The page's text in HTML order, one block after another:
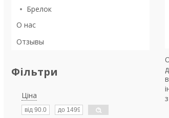
Брелок
О нас
Отзывы
Фільтри
Ціна